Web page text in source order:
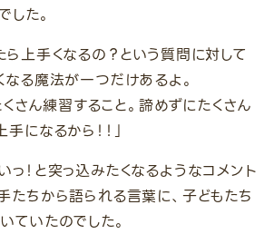
した。
ら上手くなるの？という質問に対して
なる魔法が一つだけあるよ。
たくさん練習すること。諦めずにたくさん
になるから！！」
っ！と突っ込みたくなるようなコメント
たちから語られる言葉に、子どもたち
ていたのでした。